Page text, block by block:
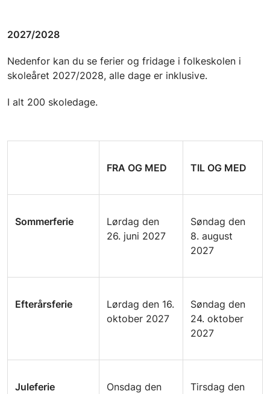
2027/2028
Nedenfor kan du se ferier og fridage i folkeskolen i
skoleåret 2027/2028, alle dage er inklusive.
I alt 200 skoledage.
FRA OG MED TIL OG MED
Sommerferie
Lørdag den
26. juni 2027
Søndag den
8. august
2027
Efterårsferie
Lørdag den 16.
oktober 2027
Søndag den
24. oktober
2027
Juleferie
Onsdag den
Tirsdag den